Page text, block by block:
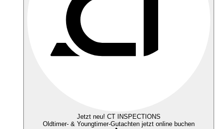
Jetzt neu! CT INSPECTIONS
Oldtimer- & Youngtimer-Gutachten jetzt online buchen